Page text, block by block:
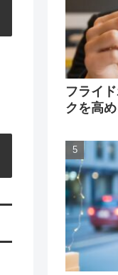
フライ
クを高